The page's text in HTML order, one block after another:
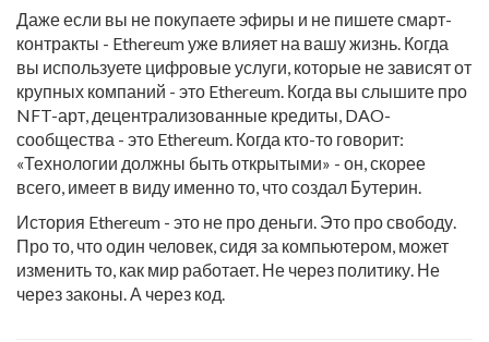
Даже если вы не покупаете эфиры и не пишете смарт-
контракты - Ethereum уже влияет на вашу жизнь. Когда
вы используете цифровые услуги, которые не зависят от
крупных компаний - это Ethereum. Когда вы слышите про
NFT-арт, децентрализованные кредиты, DAO-
сообщества - это Ethereum. Когда кто-то говорит:
«Технологии должны быть открытыми» - он, скорее
всего, имеет в виду именно то, что создал Бутерин.
История Ethereum - это не про деньги. Это про свободу.
Про то, что один человек, сидя за компьютером, может
изменить то, как мир работает. Не через политику. Не
через законы. А через код.